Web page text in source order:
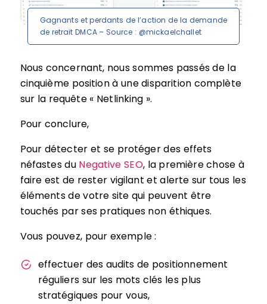
Gagnants et perdants de l’action de la demande
de retrait DMCA – Source : @mickaelchallet
Nous concernant, nous sommes passés de la
cinquième position à une disparition complète
sur la requête « Netlinking ».
Pour conclure,
Pour détecter et se protéger des effets
néfastes du Negative SEO, la première chose à
faire est de rester vigilant et alerte sur tous les
éléments de votre site qui peuvent être
touchés par ses pratiques non éthiques.
Vous pouvez, pour exemple :
effectuer des audits de positionnement
réguliers sur les mots clés les plus
stratégiques pour vous,